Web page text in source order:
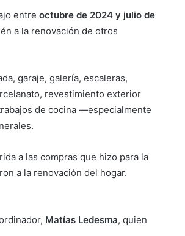
entre octubre de 2024 y julio de
a la renovación de otros
garaje, galería, escaleras,
revestimiento exterior
de cocina —especialmente
a las compras que hizo para la
a la renovación del hogar.
Matías Ledesma, quien